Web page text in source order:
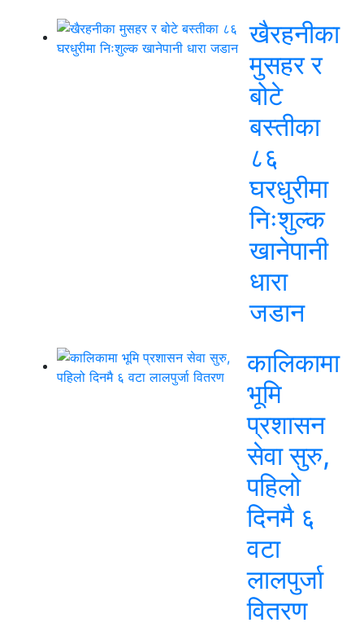
खैरहनीका
मुसहर र
बोटे
बस्तीका
८६
घरधुरीमा
निःशुल्क
खानेपानी
धारा
जडान
कालिकामा
भूमि
प्रशासन
सेवा सुरु,
पहिलो
दिनमै ६
वटा
लालपुर्जा
वितरण